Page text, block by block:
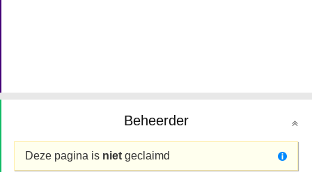
Beheerder
Deze pagina is niet geclaimd